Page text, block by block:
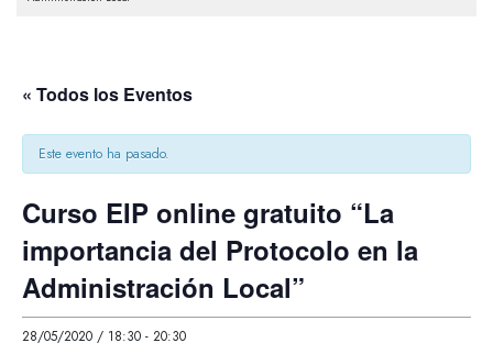
« Todos los Eventos
Este evento ha pasado.
Curso EIP online gratuito “La
importancia del Protocolo en la
Administración Local”
28/05/2020 / 18:30 - 20:30